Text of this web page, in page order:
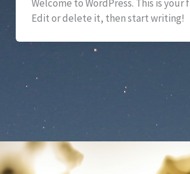
Welcome to WordPress. This is your
Edit or delete it, then start writing!